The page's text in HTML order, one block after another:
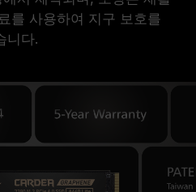
를 사용하여 지구 보호를
니다.